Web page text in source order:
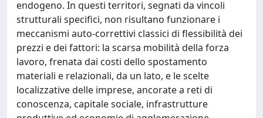
endogeno. In questi territori, segnati da vincoli
strutturali specifici, non risultano funzionare i
meccanismi auto-correttivi classici di flessibilità dei
prezzi e dei fattori: la scarsa mobilità della forza
lavoro, frenata dai costi dello spostamento
materiali e relazionali, da un lato, e le scelte
localizzative delle imprese, ancorate a reti di
conoscenza, capitale sociale, infrastrutture